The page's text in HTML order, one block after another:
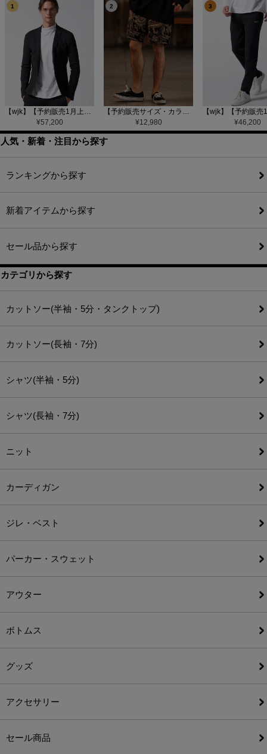
1
【wjk】【予約販売1月上旬～中旬入荷】function knit jacket(jacquard check) ニットジャケット(207 mw08j)
¥57,200
2
【予約販売サイズ・カラーにより納期異なる】【CAMBIO(カンビオ)】Gobelin Short Pants ショートパンツ(CAM25SS-002)
¥12,980
3
¥46,200
人気・新着・注目から探す
ランキングから探す
新着アイテムから探す
セール品から探す
カテゴリから探す
カットソー(半袖・5分・タンクトップ)
カットソー(長袖・7分)
シャツ(半袖・5分)
シャツ(長袖・7分)
ニット
カーディガン
ジレ・ベスト
パーカー・スウェット
アウター
ボトムス
グッズ
アクセサリー
セール商品